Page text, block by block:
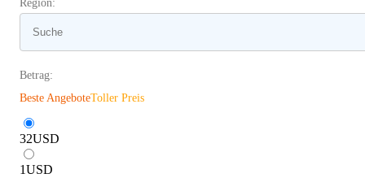
Region:
Betrag:
Beste AngeboteToller Preis
32USD
1USD